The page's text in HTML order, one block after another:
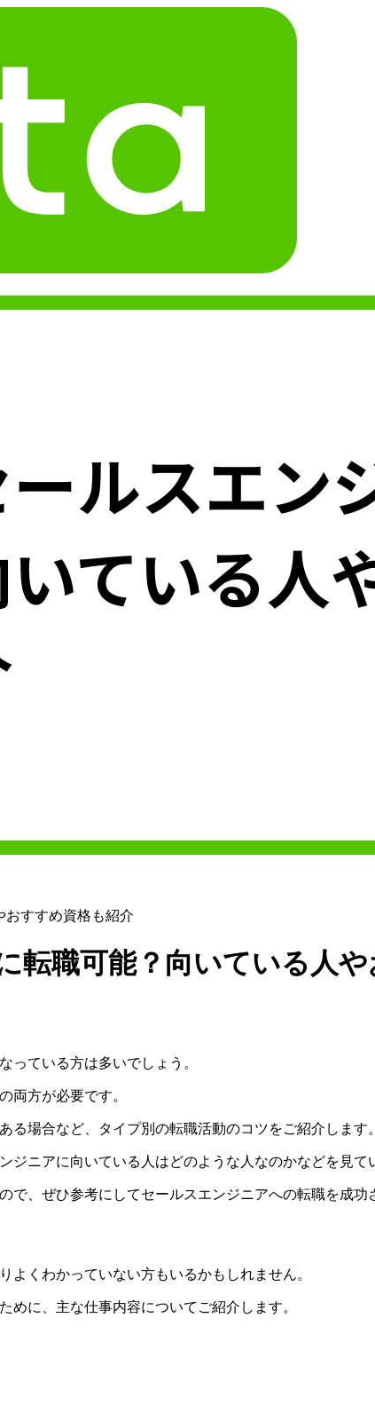
おすすめ資格も紹介
転職可能？向いている人
っている方は多いでしょう。​
両方が必要です。​
場合など、タイプ別の転職活動のコツをご紹介します。​
ジニアに向いている人はどのような人なのか​​などを見て
、ぜひ参考にしてセールスエンジニアへの転職を成功
くわかっていない方もいるかもしれません。​
めに、主な仕事内容についてご紹介​​します。​